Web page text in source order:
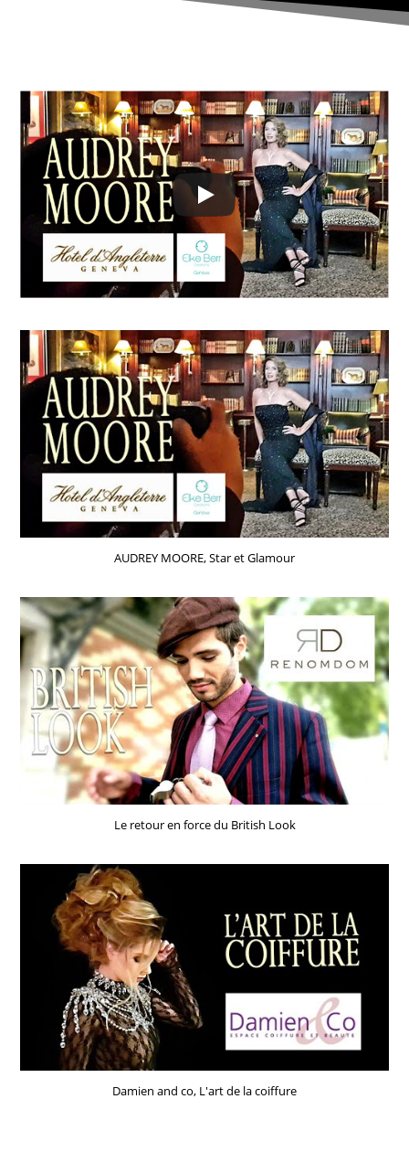
AUDREY MOORE, Star et Glamour
Le retour en force du British Look
Damien and co, L'art de la coiffure